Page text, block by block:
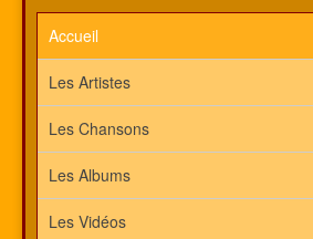
Accueil
Les Artistes
Les Chansons
Les Albums
Les Vidéos